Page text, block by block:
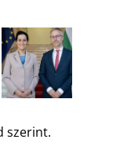
szerint.